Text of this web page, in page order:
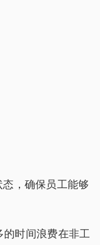
，确保员工能够
时间浪费在非工